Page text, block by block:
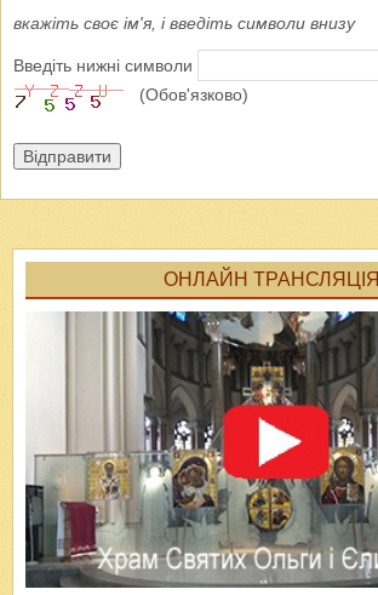
вкажіть своє ім'я, і введіть символи внизу
Введіть нижні символи
(Обов'язково)
Відправити
ОНЛАЙН ТРАНСЛЯЦІЯ